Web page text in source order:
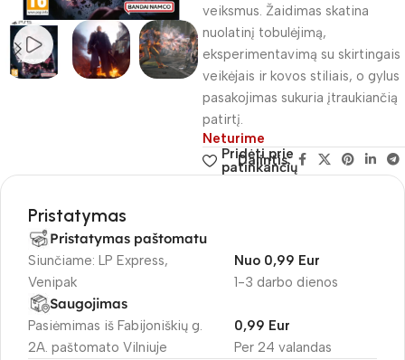
veiksmus. Žaidimas skatina
nuolatinį tobulėjimą,
eksperimentavimą su skirtingais
veikėjais ir kovos stiliais, o gylus
pasakojimas sukuria įtraukiančią
patirtį.
Neturime
Pridėti prie
patinkančių
Dalintis:
Pristatymas
Pristatymas paštomatu
Siunčiame: LP Express,
Venipak
1-3 darbo dienos
Nuo 0,99 Eur
Saugojimas
Pasiėmimas iš Fabijoniškių g.
2A. paštomato Vilniuje
Per 24 valandas
0,99 Eur